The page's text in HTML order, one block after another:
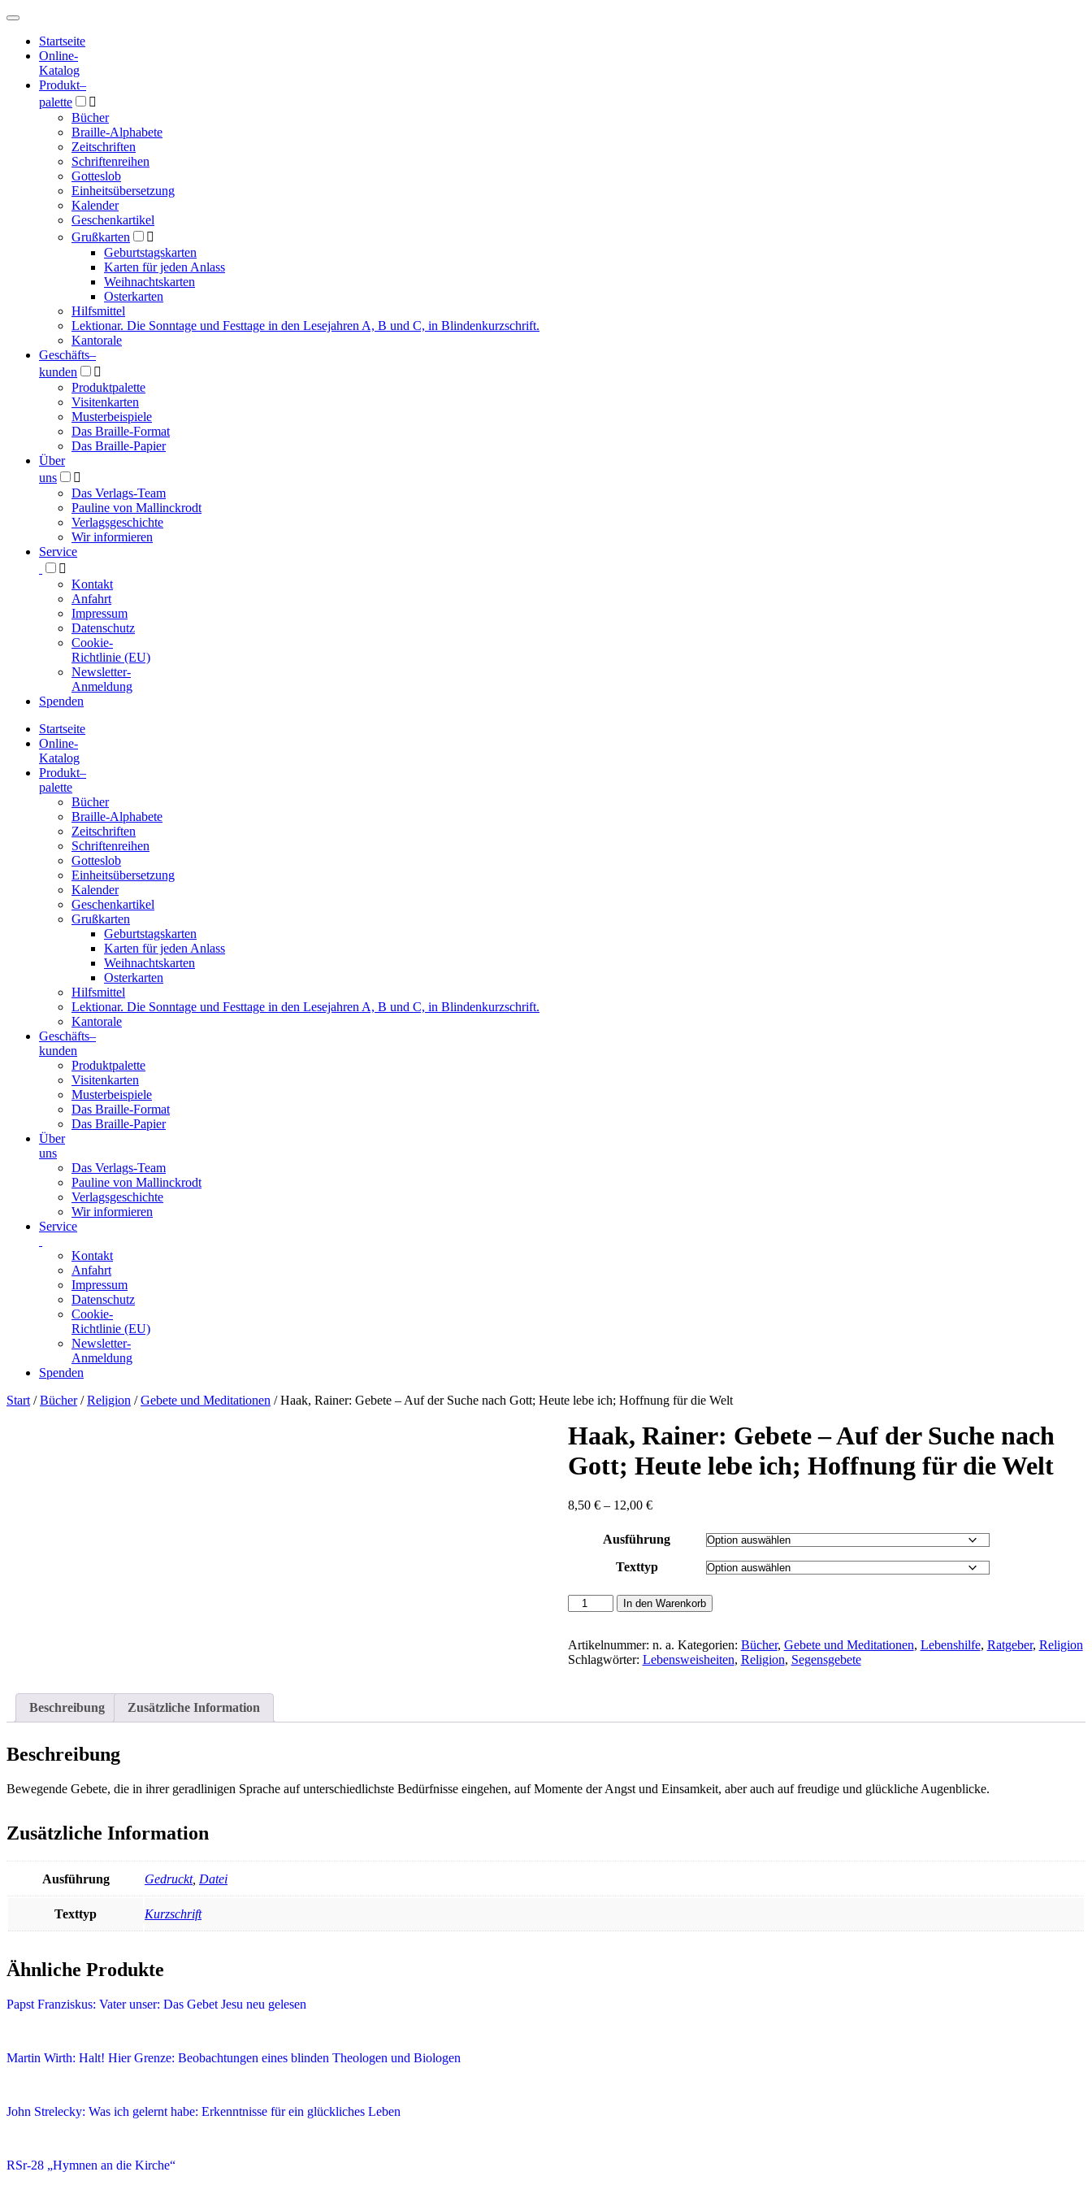
Hauptmenü
Hauptmenü
Startseite
Online-
Katalog
Produkt–
palette

Bücher
Braille-Alphabete
Zeitschriften
Schriftenreihen
Gotteslob
Einheitsübersetzung
Kalender
Geschenkartikel
Grußkarten

Geburtstagskarten
Karten für jeden Anlass
Weihnachtskarten
Osterkarten
Hilfsmittel
Lektionar. Die Sonntage und Festtage in den Lesejahren A, B und C, in Blindenkurzschrift.
Kantorale
Geschäfts­–
kunden

Produktpalette
Visitenkarten
Musterbeispiele
Das Braille-Format
Das Braille-Papier
Über
uns

Das Verlags-Team
Pauline von Mallinckrodt
Verlagsgeschichte
Wir informieren
Service

Kontakt
Anfahrt
Impressum
Datenschutz
Cookie-
Richtlinie (EU)
Newsletter-
Anmeldung
Spenden
Blindenschrift-
Verlag
Druckerei
gGmbH
Startseite
Online-
Katalog
Produkt–
palette
Bücher
Braille-Alphabete
Zeitschriften
Schriftenreihen
Gotteslob
Einheitsübersetzung
Kalender
Geschenkartikel
Grußkarten
Geburtstagskarten
Karten für jeden Anlass
Weihnachtskarten
Osterkarten
Hilfsmittel
Lektionar. Die Sonntage und Festtage in den Lesejahren A, B und C, in Blindenkurzschrift.
Kantorale
Geschäfts­–
kunden
Produktpalette
Visitenkarten
Musterbeispiele
Das Braille-Format
Das Braille-Papier
Über
uns
Das Verlags-Team
Pauline von Mallinckrodt
Verlagsgeschichte
Wir informieren
Service
Kontakt
Anfahrt
Impressum
Datenschutz
Cookie-
Richtlinie (EU)
Newsletter-
Anmeldung
Spenden
Skip
Start /Bücher/Religion /Gebete und Meditationen / Haak, Rainer: Gebete – Auf der Suche nach Gott; Heute lebe ich; Hoffnung für die Welt
Haak, Rainer: Gebete – Auf der Suche nach
Gott; Heute lebe ich; Hoffnung für die Welt
8,50 € – 12,00 €Preisspanne:
bis
12,00 €
Ausführung
Texttyp
Haak,
Rainer:
-
Auf
Gott;
für
In den Warenkorb
Artikelnummer: n. a. Kategorien: Bücher, Gebete und Meditationen, Lebenshilfe, Ratgeber, Religion
Schlagwörter: Lebensweisheiten, Religion, Segensgebete
Beschreibung Zusätzliche Information
Beschreibung
Bewegende Gebete, die in ihrer geradlinigen Sprache auf unterschiedlichste Bedürfnisse eingehen, auf Momente der Angst und Einsamkeit, aber auch auf freudige und glückliche Augenblicke.
Zusätzliche Information
Ausführung Gedruckt, Datei
Texttyp Kurzschrift
Ähnliche Produkte
Papst Franziskus: Vater unser: Das Gebet Jesu neu gelesen
Martin Wirth: Halt! Hier Grenze: Beobachtungen eines blinden Theologen und Biologen
John Strelecky: Was ich gelernt habe: Erkenntnisse für ein glückliches Leben
RSr-28 „Hymnen an die Kirche“